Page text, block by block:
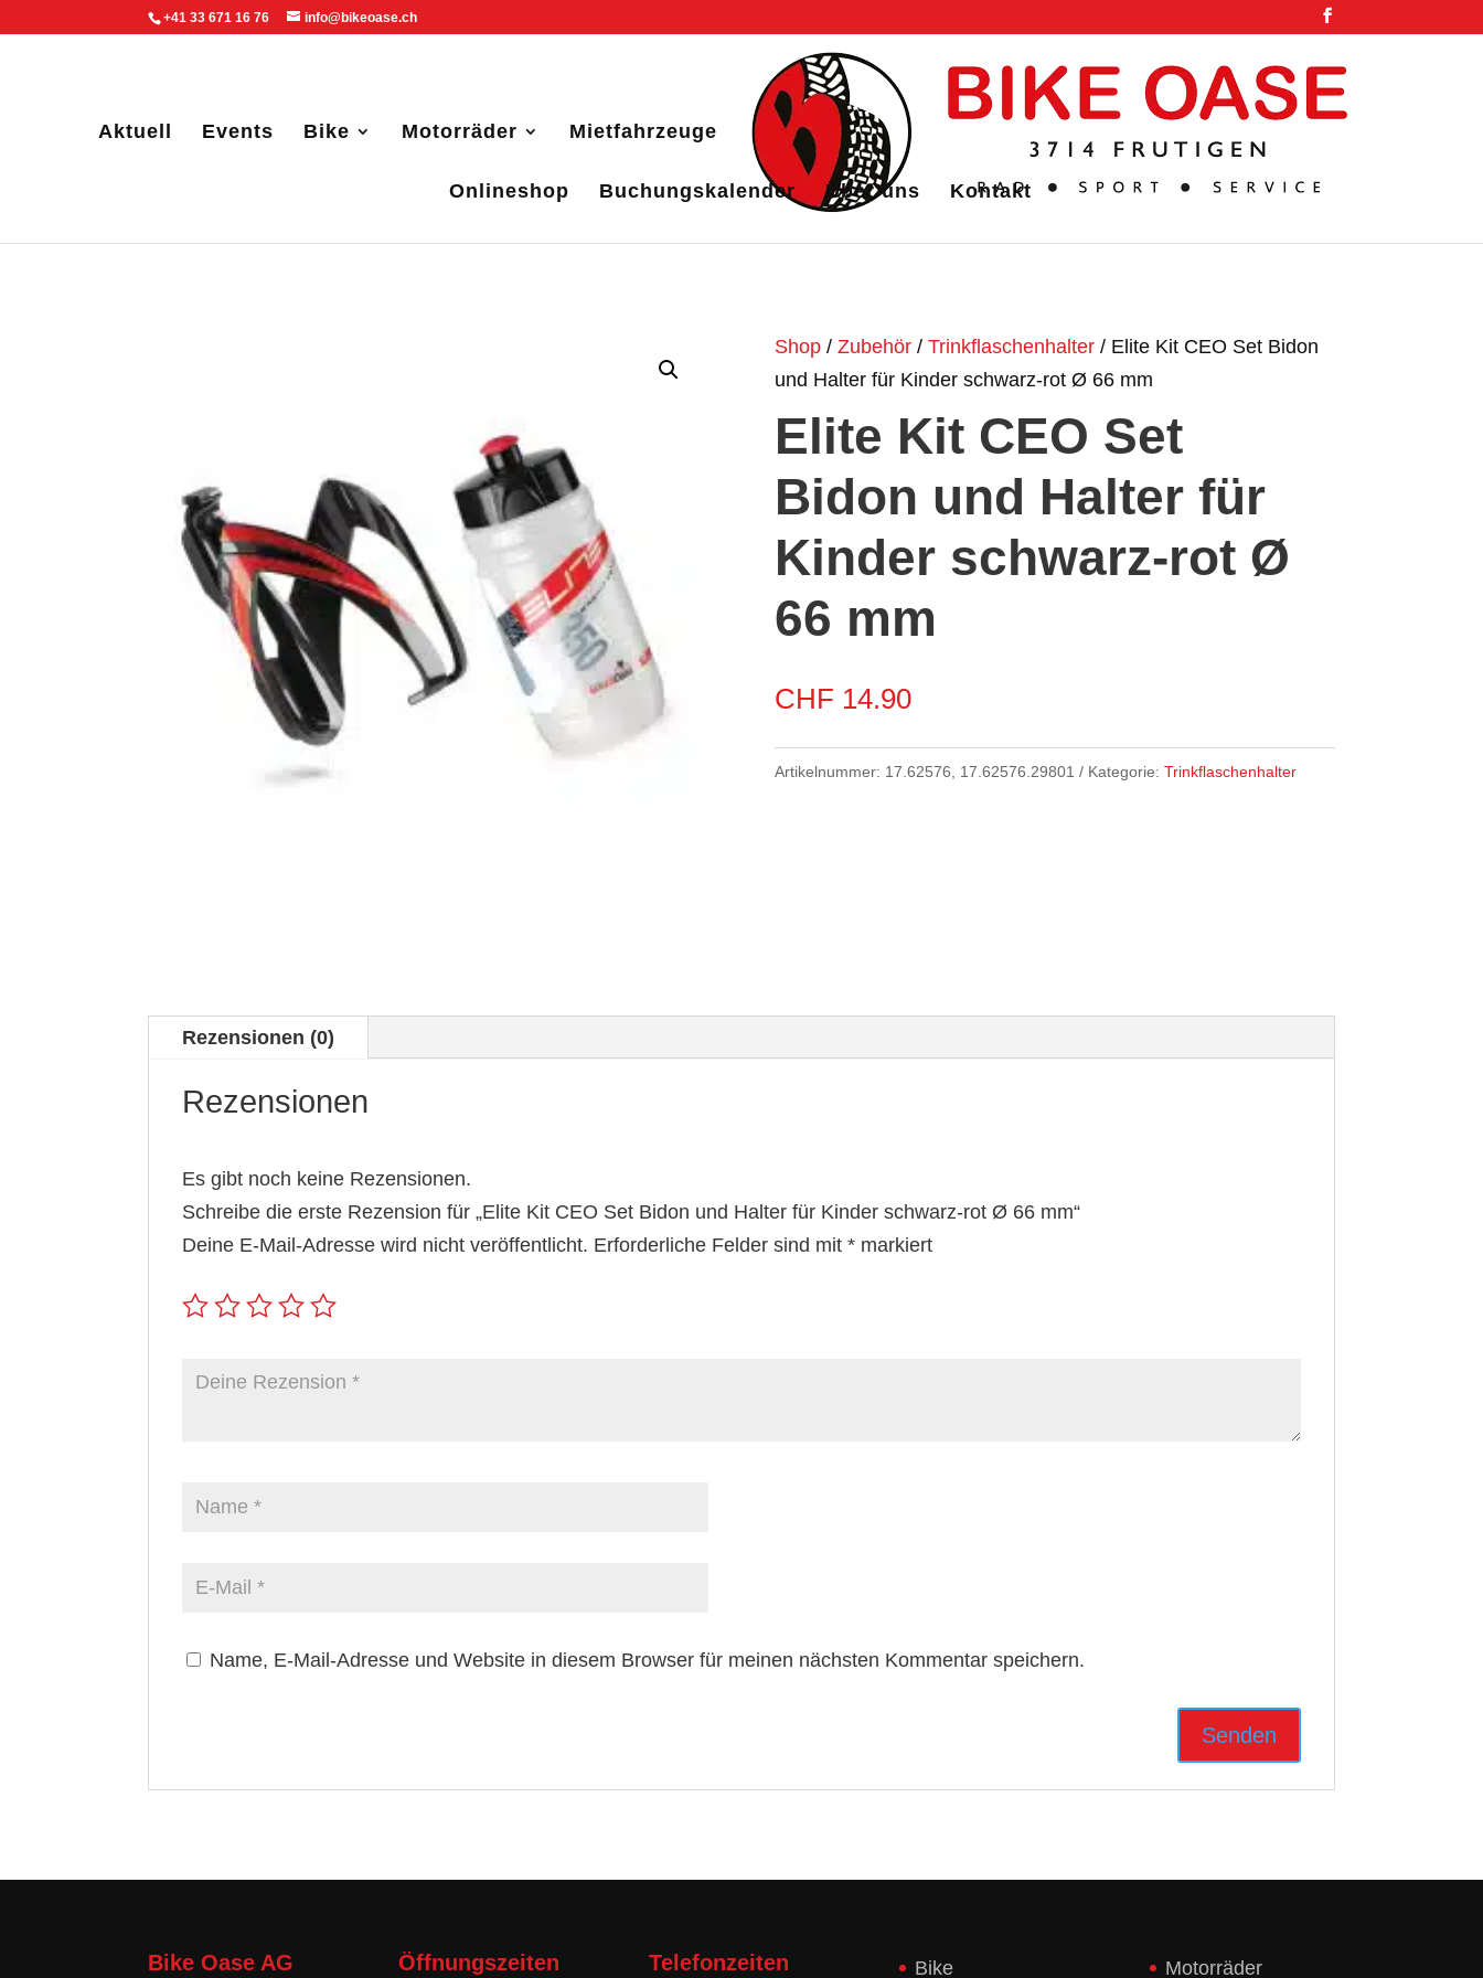
+41 33 671 16 76 info@bikeoase.ch
Aktuell Events Bike Motorräder Mietfahrzeuge
Onlineshop Buchungskalender Über uns Kontakt
Shop/ Zubehör/ Trinkflaschenhalter/ Elite Kit CEO Set Bidon
und Halter für Kinder schwarz-rot Ø 66 mm
Elite Kit CEO Set
Bidon und Halter für
Kinder schwarz-rot Ø
66 mm
CHF 14.90
Artikelnummer: 17.62576, 17.62576.29801 Kategorie: Trinkflaschenhalter
Rezensionen (0)
Rezensionen
Es gibt noch keine Rezensionen.
Schreibe die erste Rezension für „Elite Kit CEO Set Bidon und Halter für Kinder schwarz-rot Ø 66 mm“
Deine E-Mail-Adresse wird nicht veröffentlicht. Erforderliche Felder sind mit* markiert
Name, E-Mail-Adresse und Website in diesem Browser für meinen nächsten Kommentar speichern.
Bike Oase AG Öffnungszeiten Telefonzeiten Bike Motorräder